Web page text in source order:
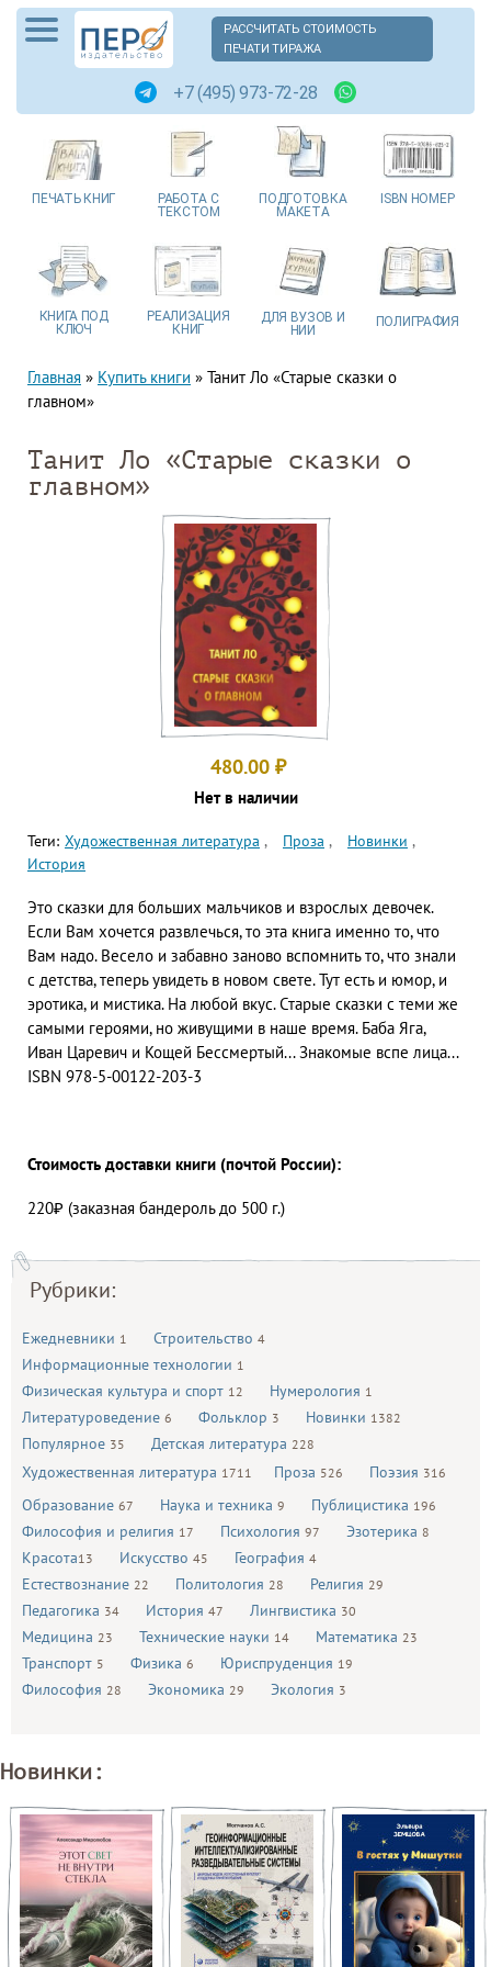
РАССЧИТАТЬ СТОИМОСТЬ
ПЕЧАТИ ТИРАЖА
+7 (495) 973-72-28
ПЕЧАТЬ КНИГ РАБОТА С
ТЕКСТОМ
ПОДГОТОВКА
МАКЕТА
ISBN НОМЕР
КНИГА ПОД
КЛЮЧ
РЕАЛИЗАЦИЯ
КНИГ
ДЛЯ ВУЗОВ И
НИИ
ПОЛИГРАФИЯ
Главная » Купить книги » Танит Ло «Старые сказки о
главном»
Рубрики:
Ежедневники 1 Строительство 4
Информационные технологии 1
Физическая культура и спорт 12 Нумерология 1
Литературоведение 6 Фольклор 3 Новинки 1382
Популярное 35 Детская литература 228
Художественная литература 1711 Проза 526 Поэзия 316
Образование 67 Наука и техника 9 Публицистика 196
Философия и религия 17 Психология 97 Эзотерика 8
Красота13 Искусство 45 География 4
Естествознание 22 Политология 28 Религия 29
Педагогика 34 История 47 Лингвистика 30
Медицина 23 Технические науки 14 Математика 23
Транспорт 5 Физика 6 Юриспруденция 19
Философия 28 Экономика 29 Экология 3
Танит Ло «Старые сказки о
главном»
480.00 ₽
Нет в наличии
Теги: Художественная литература Проза
Новинки
История
Это сказки для больших мальчиков и взрослых девочек.
Если Вам хочется развлечься, то эта книга именно то, что
Вам надо. Весело и забавно заново вспомнить то, что знали
с детства, теперь увидеть в новом свете. Тут есть и юмор, и
эротика, и мистика. На любой вкус. Старые сказки с теми же
самыми героями, но живущими в наше время. Баба Яга,
Иван Царевич и Кощей Бессмертый... Знакомые вспе лица...
ISBN 978-5-00122-203-3
Стоимость доставки книги (почтой России):
220₽ (заказная бандероль до 500 г.)
Новинки: